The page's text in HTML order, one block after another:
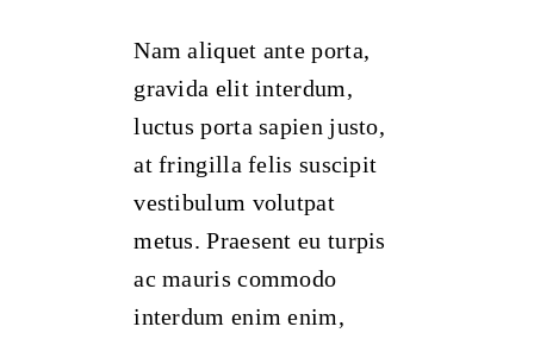
Nam aliquet ante porta,
gravida elit interdum,
luctus porta sapien justo,
at fringilla felis suscipit
vestibulum volutpat
metus. Praesent eu turpis
ac mauris commodo
interdum enim enim,